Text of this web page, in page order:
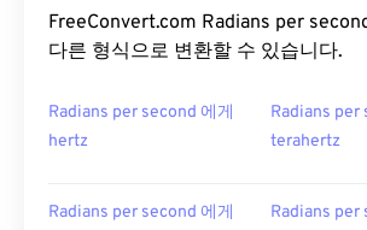
FreeConvert.com Radians per
다른 형식으로 변환할 수 있습니다.
Radians per second 에게
hertz
Radians per
terahertz
Radians per second 에게
Radians per